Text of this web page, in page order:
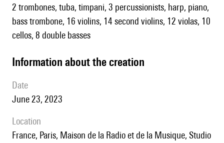
2 trombones, tuba, timpani, 3 percussionists, harp, piano,
bass trombone, 16 violins, 14 second violins, 12 violas, 10
cellos, 8 double basses
information about the creation
date
June 23, 2023
location
France, Paris, Maison de la Radio et de la Musique, Studio